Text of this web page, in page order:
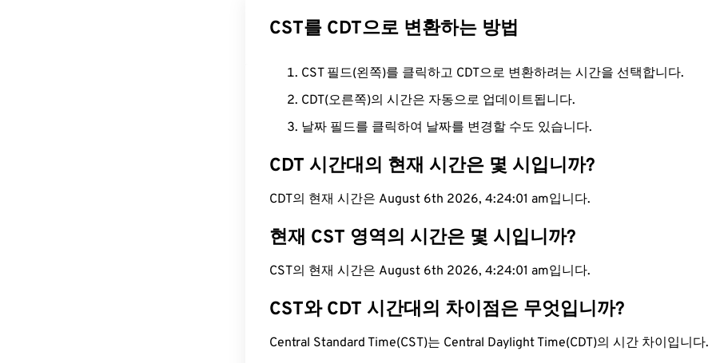
CST를 CDT으로 변환하는 방법
CST 필드(왼쪽)를 클릭하고 CDT으로 변환하려는 시간을 선택합니다.
CDT(오른쪽)의 시간은 자동으로 업데이트됩니다.
날짜 필드를 클릭하여 날짜를 변경할 수도 있습니다.
CDT 시간대의 현재 시간은 몇 시입니까?
CDT의 현재 시간은 August 6th 2026, 4:24:02 am입니다.
현재 CST 영역의 시간은 몇 시입니까?
CST의 현재 시간은 August 6th 2026, 4:24:02 am입니다.
CST와 CDT 시간대의 차이점은 무엇입니까?
Central Standard Time(CST)는 Central Daylight Time(CDT)의 시간 차이입니다.